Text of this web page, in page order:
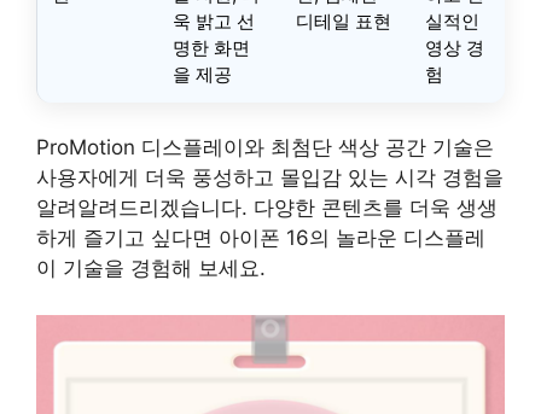
욱 밝고 선
명한 화면
을 제공
디테일 표현
실적인
영상 경
험
ProMotion 디스플레이와 최첨단 색상 공간 기술은
사용자에게 더욱 풍성하고 몰입감 있는 시각 경험을
알려알려드리겠습니다. 다양한 콘텐츠를 더욱 생생
하게 즐기고 싶다면 아이폰 16의 놀라운 디스플레
이 기술을 경험해 보세요.